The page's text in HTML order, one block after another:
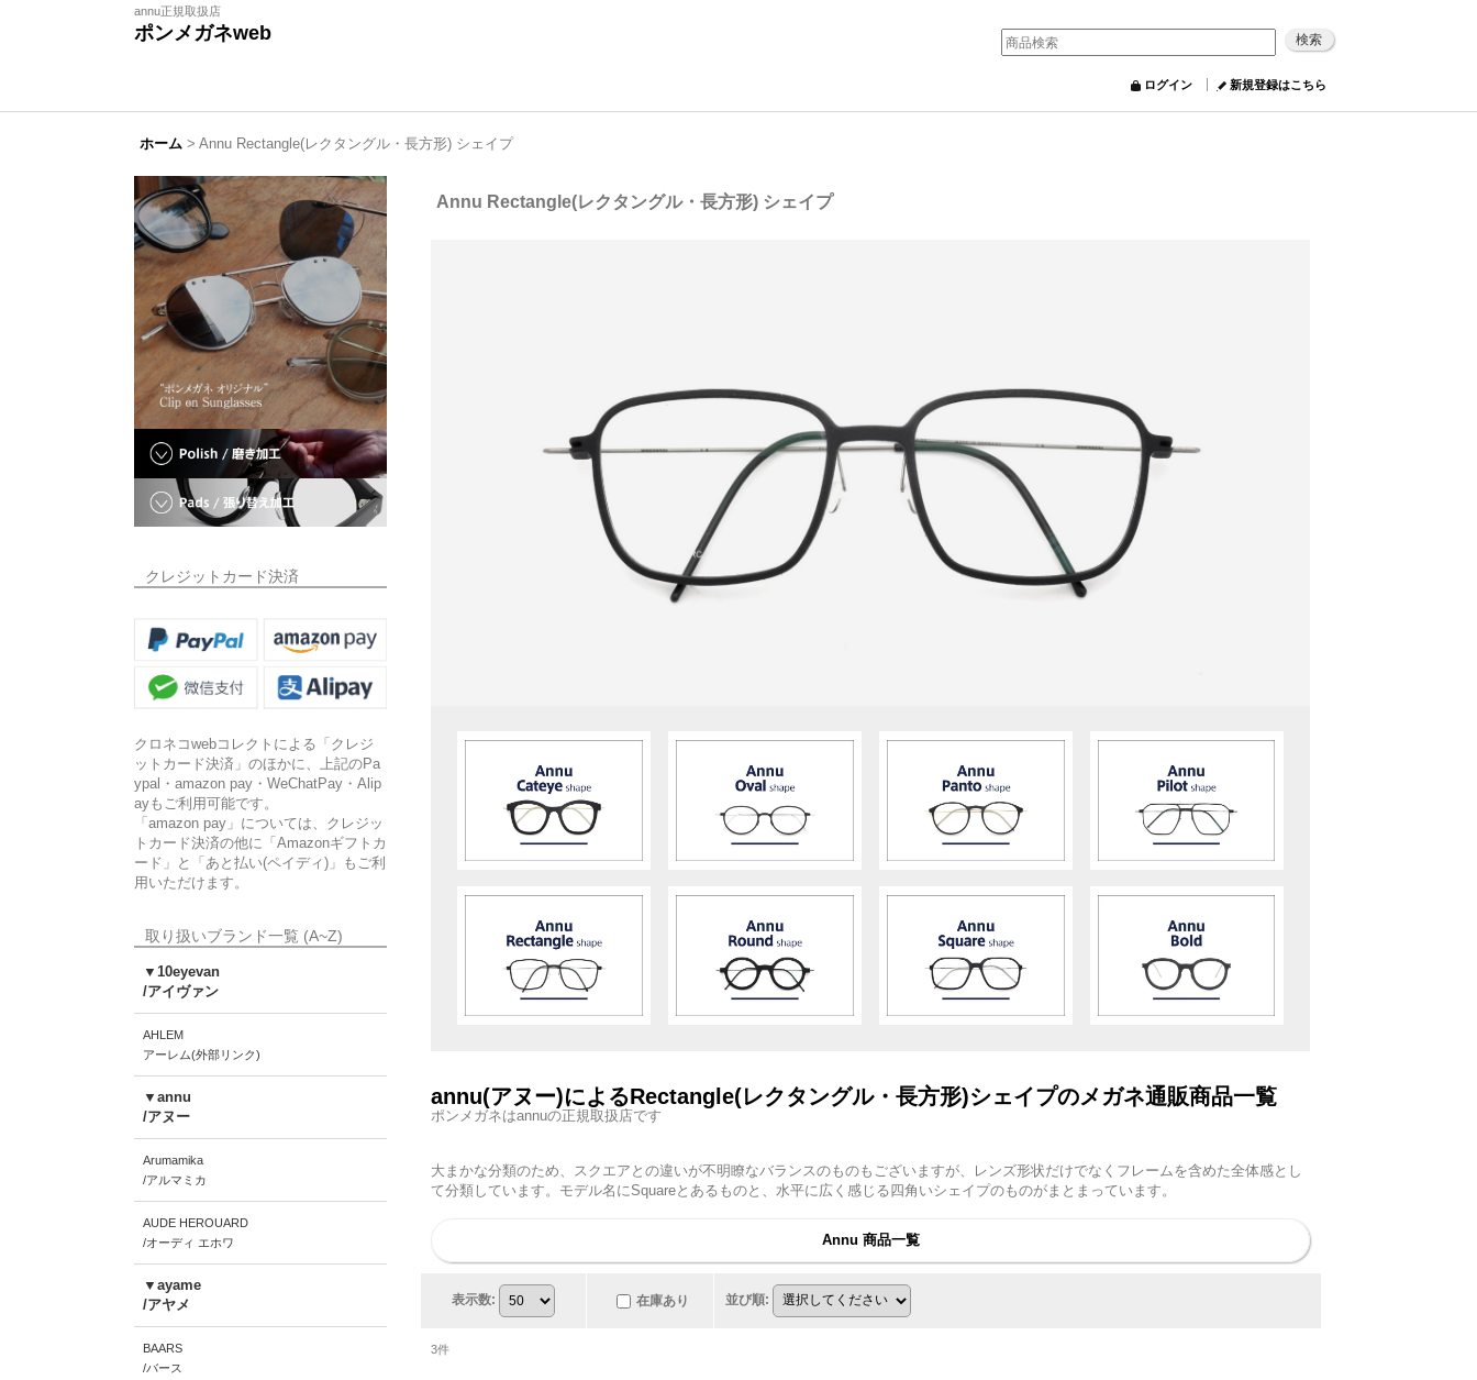
annu正規取扱店
ポンメガネweb
ログイン 新規登録はこちら
ホーム > Annu Rectangle(レクタングル・長方形) シェイプ
クレジットカード決済
クロネコwebコレクトによる「クレジ
ットカード決済」のほかに、上記のPa
ypal・amazon pay・WeChatPay・Alip
ayもご利用可能です。
「amazon pay」については、クレジッ
トカード決済の他に「Amazonギフトカ
ード」と「あと払い(ペイディ)」もご利
用いただけます。
取り扱いブランド一覧 (A~Z)
▼10eyevan
/アイヴァン
AHLEM
アーレム(外部リンク)
▼annu
/アヌー
Arumamika
/アルマミカ
AUDE HEROUARD
/オーディ エホワ
▼ayame
/アヤメ
BAARS
/バース
Annu Rectangle(レクタングル・長方形) シェイプ
annu(アヌー)によるRectangle(レクタングル・長方形)シェイプのメガネ通販商品一覧
ポンメガネはannuの正規取扱店です
大まかな分類のため、スクエアとの違いが不明瞭なバランスのものもございますが、レンズ形状だけでなくフレームを含めた全体感とし
て分類しています。モデル名にSquareとあるものと、水平に広く感じる四角いシェイプのものがまとまっています。
Annu 商品一覧
表示数: 在庫あり 並び順:
3件